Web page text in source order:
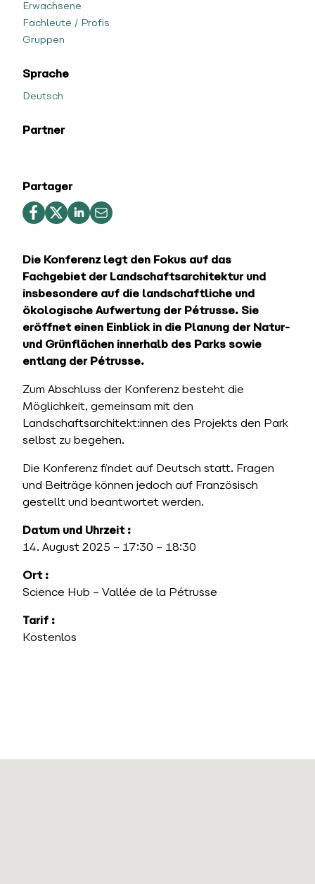
Erwachsene
Fachleute / Profis
Gruppen
Sprache
Deutsch
Partner
Partager
Die Konferenz legt den Fokus auf das
Fachgebiet der Landschaftsarchitektur und
insbesondere auf die landschaftliche und
ökologische Aufwertung der Pétrusse. Sie
eröffnet einen Einblick in die Planung der Natur-
und Grünflächen innerhalb des Parks sowie
entlang der Pétrusse.
Zum Abschluss der Konferenz besteht die
Möglichkeit, gemeinsam mit den
Landschaftsarchitekt:innen des Projekts den Park
selbst zu begehen.
Die Konferenz findet auf Deutsch statt. Fragen
und Beiträge können jedoch auf Französisch
gestellt und beantwortet werden.
Datum und Uhrzeit :
14. August 2025 – 17:30 – 18:30
Ort :
Science Hub – Vallée de la Pétrusse
Tarif :
Kostenlos